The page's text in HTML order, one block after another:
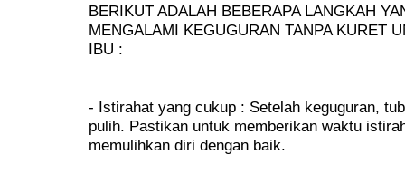
BERIKUT ADALAH BEBERAPA LANGKAH
MENGALAMI KEGUGURAN TANPA KURET
IBU :
- Istirahat yang cukup : Setelah keguguran,
pulih. Pastikan untuk memberikan waktu
memulihkan diri dengan baik.